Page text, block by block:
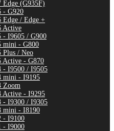
Edge (G935F)
- G920
Edge / Edge +
Active
- I9605 / G900
mini - G800
Plus / Neo
Active - G870
- I9500 / I9505
mini - I9195
Zoom
Active - I9295
- I9300 / I9305
mini - I8190
- I9100
- I9000